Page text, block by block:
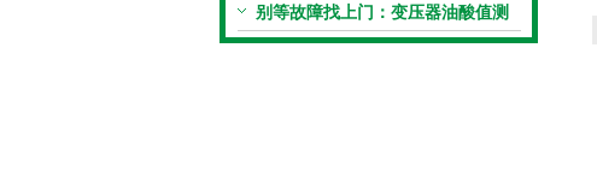
值测定法告诉你答案
别等故障找上门：变压器油酸值测
试仪的预警功能